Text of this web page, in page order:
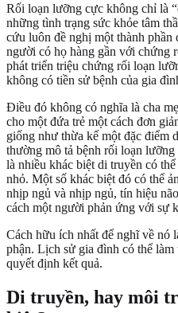
Rối loạn lưỡng cực không chỉ là
những tình trạng sức khỏe tâm
cứu luôn đề nghị một thành
người có họ hàng gần với chứng
phát triển triệu chứng rối loạn
không có tiền sử bệnh của gia
Điều đó không có nghĩa là cha
cho một đứa trẻ một cách đơn
giống như thừa kế một đặc điểm
thường mô tả bệnh rối loạn
là nhiều khác biệt di truyền có
nhỏ. Một số khác biệt đó có thể
nhịp ngủ và nhịp ngủ, tín hiệu
cách một người phản ứng với sự
Cách hữu ích nhất để nghĩ về nó
phận. Lịch sử gia đình có thể
quyết định kết quả.
Di truyền, hay môi